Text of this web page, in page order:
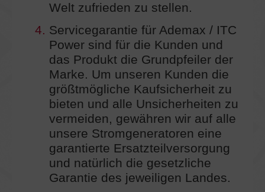
Welt zufrieden zu stellen.
4. Servicegarantie für Ademax / ITC
Power sind für die Kunden und
das Produkt die Grundpfeiler der
Marke. Um unseren Kunden die
größtmögliche Kaufsicherheit zu
bieten und alle Unsicherheiten zu
vermeiden, gewähren wir auf alle
unsere Stromgeneratoren eine
garantierte Ersatzteilversorgung
und natürlich die gesetzliche
Garantie des jeweiligen Landes.